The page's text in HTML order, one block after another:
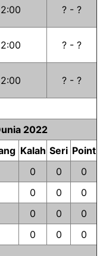
2:00 ? - ?
2:00 ? - ?
2:00 ? - ?
2022
Kalah Seri Point
0 0
0
0 0
0
0 0
0
0 0 0